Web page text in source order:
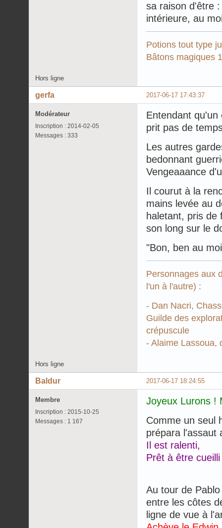
sa raison d'être
intérieure, au
Potions tout type
Bâtons magiques
Hors ligne
2017-06-17 17:43:37
gerfa
Modérateur
Inscription : 2014-02-05
Messages : 333
Entendant
prit pas de
Les autres
bedonnant
Vengeaaance
Il courut à la
mains levée au
haletant, pris de
son long sur le
"Bon, ben au
Personnages aux
l'un à l'autre) :
- Dan Nacri,
Guilde des
crépuscule
- Alaime Lassoua,
Hors ligne
2017-06-17 18:24:55
Baldur
Membre
Inscription : 2015-10-25
Messages : 1 167
Joyeux Lurons !
Comme un seul
prépara l'assaut
Il est ralenti,
Prêt à être
Au tour de
entre les côtes
ligne de vue à